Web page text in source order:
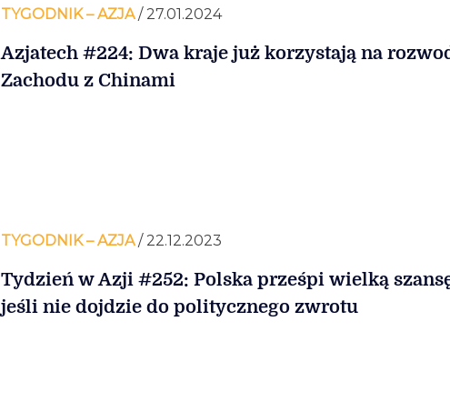
TYGODNIK – AZJA/ 27.01.2024
Azjatech #224: Dwa kraje już korzystają na
Zachodu z Chinami
TYGODNIK – AZJA/ 22.12.2023
Tydzień w Azji #252: Polska prześpi wielką
jeśli nie dojdzie do politycznego zwrotu